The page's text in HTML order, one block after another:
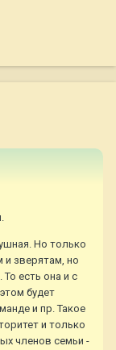
Но только
зверятам, но
есть она и с
будет
и пр. Такое
и только
членов семьи -